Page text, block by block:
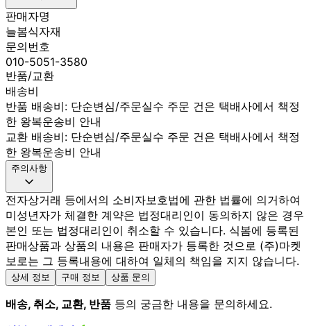
판매자명
늘봄식자재
문의번호
010-5051-3580
반품/교환
배송비
반품 배송비: 단순변심/주문실수 주문 건은 택배사에서 책정
한 왕복운송비 안내
교환 배송비: 단순변심/주문실수 주문 건은 택배사에서 책정
한 왕복운송비 안내
주의사항
전자상거래 등에서의 소비자보호법에 관한 법률에 의거하여
미성년자가 체결한 계약은 법정대리인이 동의하지 않은 경우
본인 또는 법정대리인이 취소할 수 있습니다. 식봄에 등록된
판매상품과 상품의 내용은 판매자가 등록한 것으로 (주)마켓
보로는 그 등록내용에 대하여 일체의 책임을 지지 않습니다.
상세 정보 구매 정보 상품 문의
배송, 취소, 교환, 반품 등의 궁금한 내용을 문의하세요.